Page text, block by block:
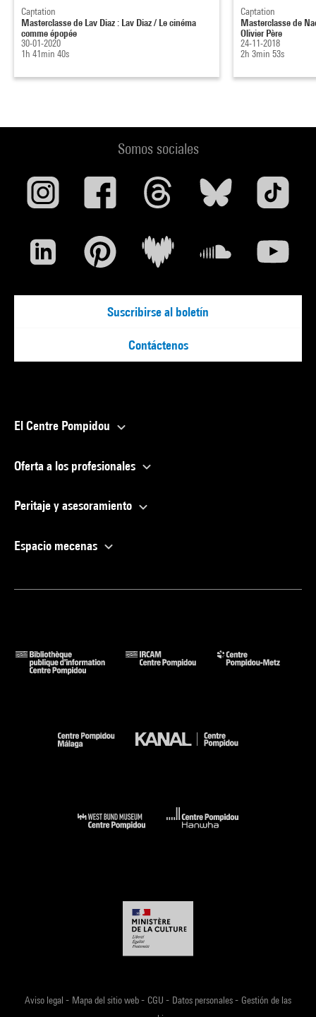
Captation
Masterclasse de Lav Diaz : Lav Diaz / Le cinéma
comme épopée
30-01-2020
1h 41min 40s
Captation
Masterclasse de
Olivier Père
24-11-2018
2h 3min 53s
Somos sociales
Suscribirse al boletín
Contáctenos
El Centre Pompidou
Oferta a los profesionales
Peritaje y asesoramiento
Espacio mecenas
Aviso legal - Mapa del sitio web- CGU - Datos personales- Gestión de las